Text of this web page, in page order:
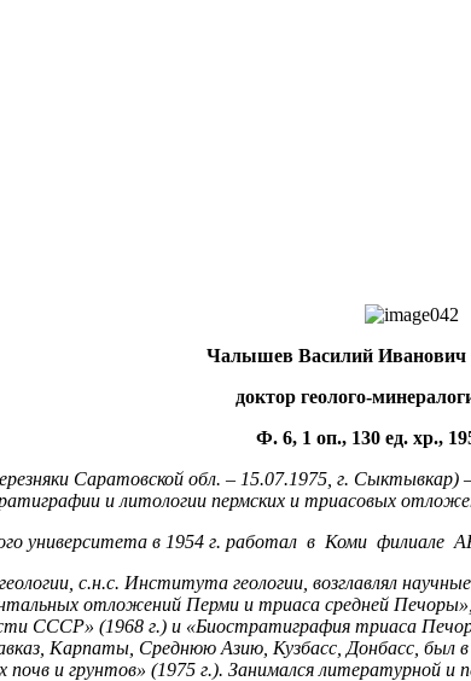
Чалышев Василий Иванович
доктор геолого-
Ф. 6, 1 оп., 130 ед. хр.,
Саратовской обл. – 15.07.1975, г.
и литологии пермских и триасовых
университета в 1954 г. работал в Коми
с.н.с. Института геологии, возглавлял
отложений Перми и триаса средней
СССР» (1968 г.) и «Биостратиграфия триаса
Карпаты, Среднюю Азию, Кузбасс, Донбасс, был
и грунтов» (1975 г.). Занимался литературной и